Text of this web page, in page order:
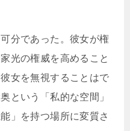
分であった。彼女が権
光の権威を高めること
女を無視することはで
という「私的な空間」
」を持つ場所に変質さ